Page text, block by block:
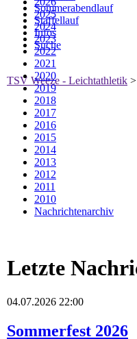
Sommerabendlauf
Staffellauf
Infos
Suche
TSV Weeze - Leichtathletik >
2025
2024
2023
2022
2021
2020
2019
2018
2017
2016
2015
2014
2013
2012
2011
2010
Nachrichtenarchiv
Letzte
04.07.2026 22:00
Sommerfest 2026